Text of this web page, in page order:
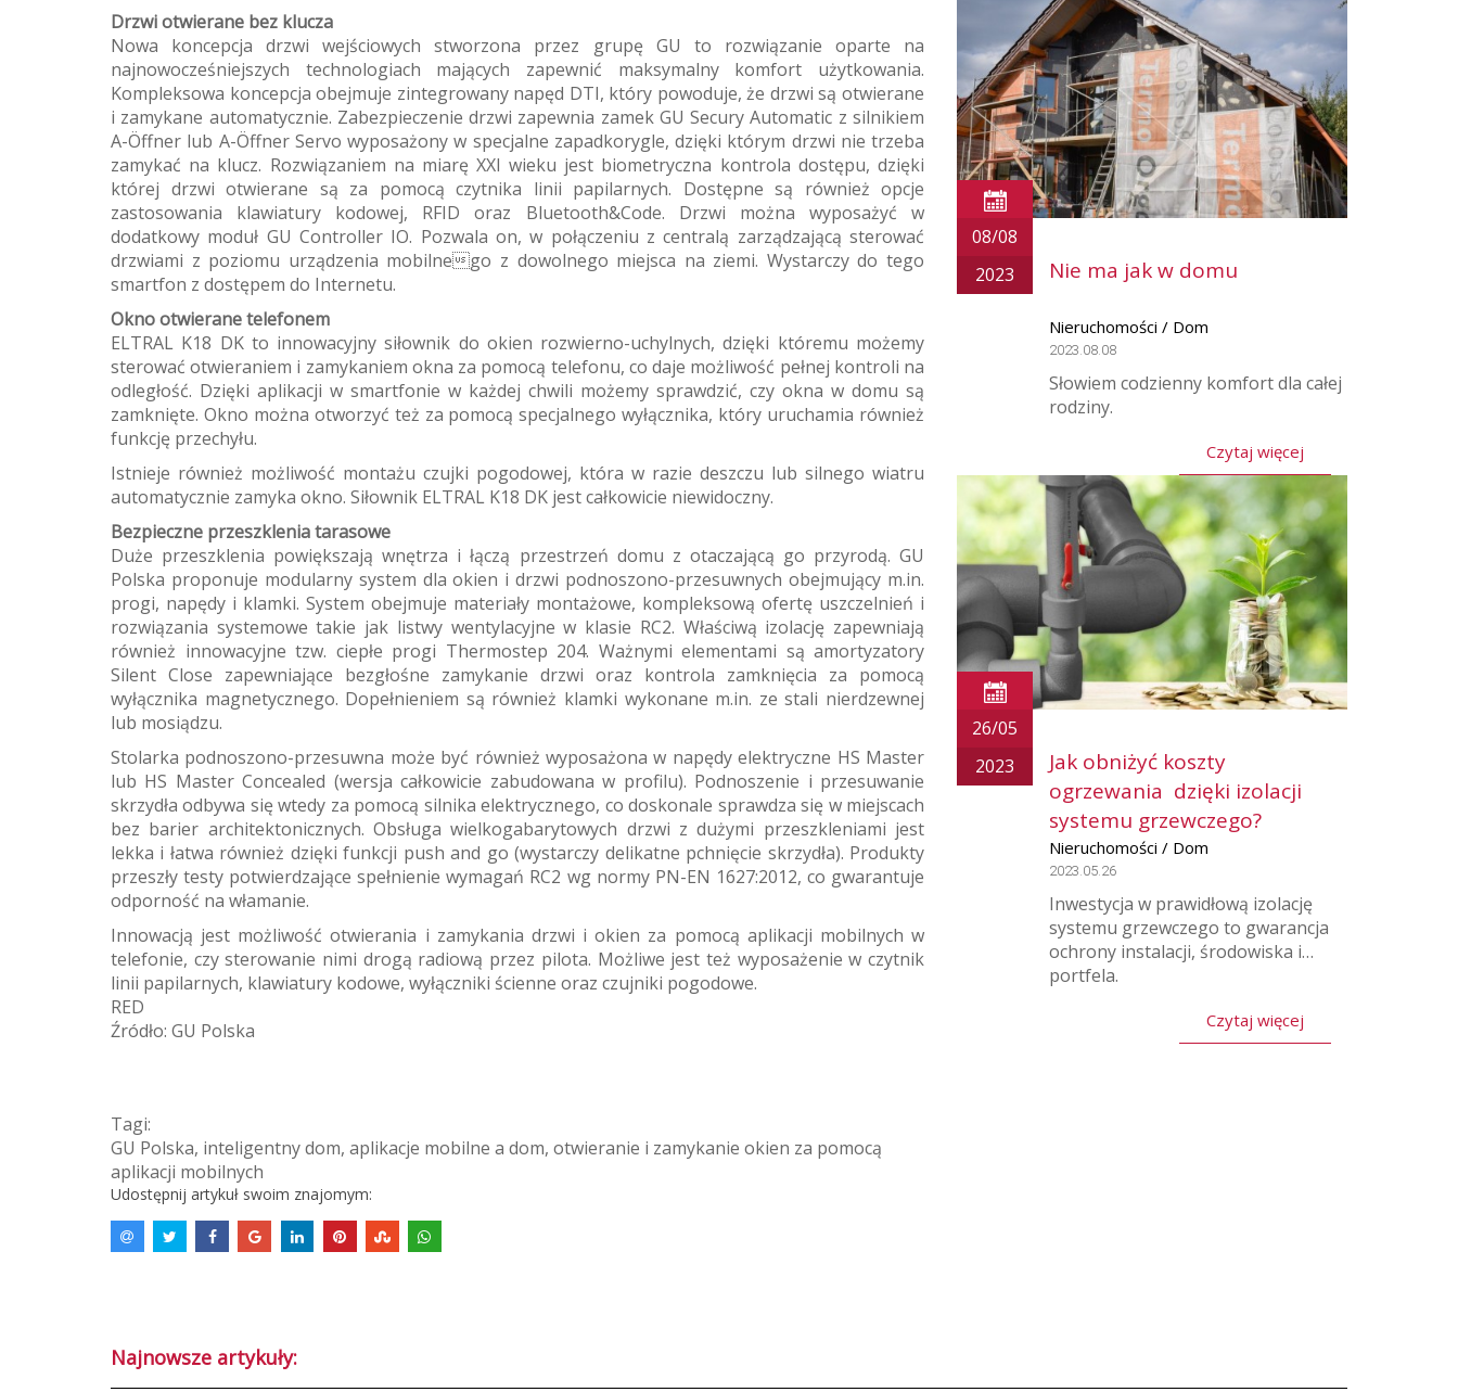
Drzwi otwierane bez klucza
Nowa koncepcja drzwi wejściowych stworzona przez grupę GU to rozwiązanie oparte na
najnowocześniejszych technologiach mających zapewnić maksymalny komfort użytkowania.
Kompleksowa koncepcja obejmuje zintegrowany napęd DTI, który powoduje, że drzwi są otwierane
i zamykane automatycznie. Zabezpieczenie drzwi zapewnia zamek GU Secury Automatic z silnikiem
A-Öffner lub A-Öffner Servo wyposażony w specjalne zapadkorygle, dzięki którym drzwi nie trzeba
zamykać na klucz. Rozwiązaniem na miarę XXI wieku jest biometryczna kontrola dostępu, dzięki
której drzwi otwierane są za pomocą czytnika linii papilarnych. Dostępne są również opcje
zastosowania klawiatury kodowej, RFID oraz Bluetooth&Code. Drzwi można wyposażyć w
dodatkowy moduł GU Controller IO. Pozwala on, w połączeniu z centralą zarządzającą sterować
drzwiami z poziomu urządzenia mobilnego z dowolnego miejsca na ziemi. Wystarczy do tego
smartfon z dostępem do Internetu.
Okno otwierane telefonem
ELTRAL K18 DK to innowacyjny siłownik do okien rozwierno-uchylnych, dzięki któremu możemy
sterować otwieraniem i zamykaniem okna za pomocą telefonu, co daje możliwość pełnej kontroli na
odległość. Dzięki aplikacji w smartfonie w każdej chwili możemy sprawdzić, czy okna w domu są
zamknięte. Okno można otworzyć też za pomocą specjalnego wyłącznika, który uruchamia również
funkcję przechyłu.
Istnieje również możliwość montażu czujki pogodowej, która w razie deszczu lub silnego wiatru
automatycznie zamyka okno. Siłownik ELTRAL K18 DK jest całkowicie niewidoczny.
Bezpieczne przeszklenia tarasowe
Duże przeszklenia powiększają wnętrza i łączą przestrzeń domu z otaczającą go przyrodą. GU
Polska proponuje modularny system dla okien i drzwi podnoszono-przesuwnych obejmujący m.in.
progi, napędy i klamki. System obejmuje materiały montażowe, kompleksową ofertę uszczelnień i
rozwiązania systemowe takie jak listwy wentylacyjne w klasie RC2. Właściwą izolację zapewniają
również innowacyjne tzw. ciepłe progi Thermostep 204. Ważnymi elementami są amortyzatory
Silent Close zapewniające bezgłośne zamykanie drzwi oraz kontrola zamknięcia za pomocą
wyłącznika magnetycznego. Dopełnieniem są również klamki wykonane m.in. ze stali nierdzewnej
lub mosiądzu.
Stolarka podnoszono-przesuwna może być również wyposażona w napędy elektryczne HS Master
lub HS Master Concealed (wersja całkowicie zabudowana w profilu). Podnoszenie i przesuwanie
skrzydła odbywa się wtedy za pomocą silnika elektrycznego, co doskonale sprawdza się w miejscach
bez barier architektonicznych. Obsługa wielkogabarytowych drzwi z dużymi przeszkleniami jest
lekka i łatwa również dzięki funkcji push and go (wystarczy delikatne pchnięcie skrzydła). Produkty
przeszły testy potwierdzające spełnienie wymagań RC2 wg normy PN-EN 1627:2012, co gwarantuje
odporność na włamanie.
Innowacją jest możliwość otwierania i zamykania drzwi i okien za pomocą aplikacji mobilnych w
telefonie, czy sterowanie nimi drogą radiową przez pilota. Możliwe jest też wyposażenie w czytnik
linii papilarnych, klawiatury kodowe, wyłączniki ścienne oraz czujniki pogodowe.
RED
Źródło: GU Polska
Tagi:
GU Polska, inteligentny dom, aplikacje mobilne a dom, otwieranie i zamykanie okien za pomocą
aplikacji mobilnych
Udostępnij artykuł swoim znajomym:
08/08
2023
Nie ma jak w domu
Nieruchomości / Dom
2023.08.08
Słowiem codzienny komfort dla całej
rodziny.
Czytaj więcej
26/05
2023
Jak obniżyć koszty
ogrzewania dzięki izolacji
systemu grzewczego?
Nieruchomości / Dom
2023.05.26
Inwestycja w prawidłową izolację
systemu grzewczego to gwarancja
ochrony instalacji, środowiska i…
portfela.
Czytaj więcej
Najnowsze artykuły: